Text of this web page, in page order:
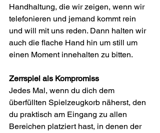
Handhaltung, die wir zeigen, wenn wir
telefonieren und jemand kommt rein
und will mit uns reden. Dann halten wir
auch die flache Hand hin um still um
einen Moment innehalten zu bitten.
Zerrspiel als Kompromiss
Jedes Mal, wenn du dich dem
überfüllten Spielzeugkorb näherst, den
du praktisch am Eingang zu allen
Bereichen platziert hast, in denen der